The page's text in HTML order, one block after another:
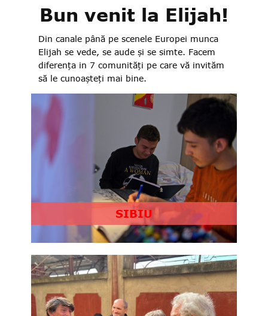
Bun venit la Elijah!
Din canale până pe scenele Europei munca
Elijah se vede, se aude și se simte. Facem
diferența in 7 comunități pe care vă invităm
să le cunoașteți mai bine.
SIBIU